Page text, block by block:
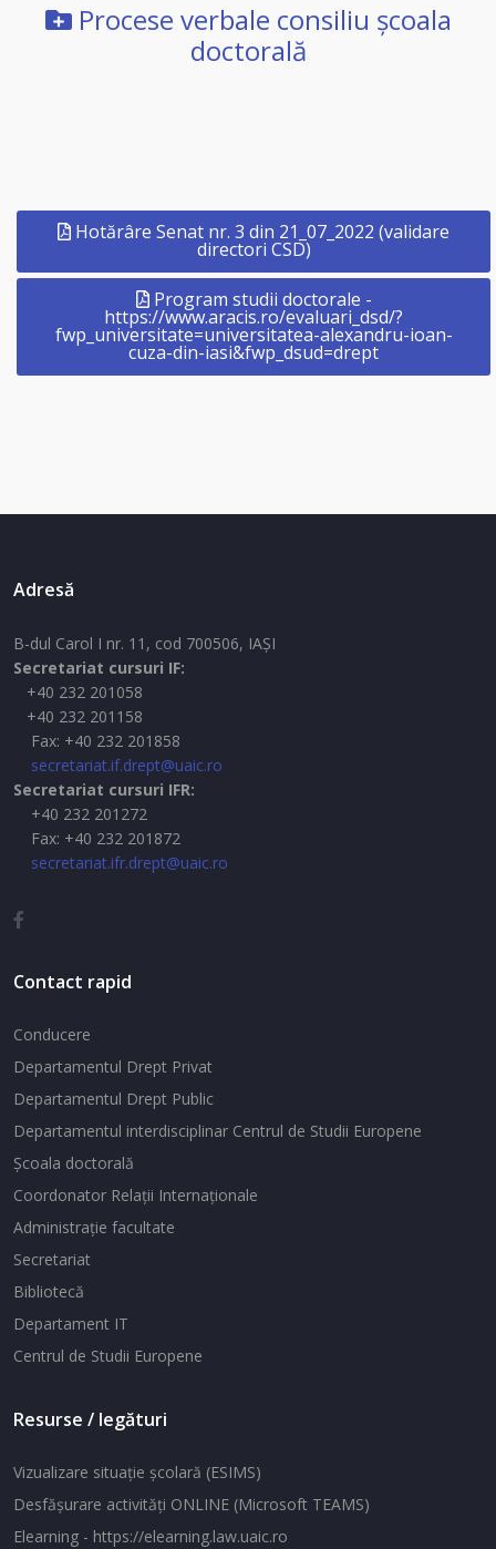
Procese verbale consiliu şcoala
doctorală
Hotărâre Senat nr. 3 din 21_07_2022 (validare
directori CSD)
Program studii doctorale -
https://www.aracis.ro/evaluari_dsd/?
fwp_universitate=universitatea-alexandru-ioan-
cuza-din-iasi&fwp_dsud=drept
Adresă
B-dul Carol I nr. 11, cod 700506, IAŞI
Secretariat cursuri IF:
+40 232 201058
+40 232 201158
Fax: +40 232 201858
secretariat.if.drept@uaic.ro
Secretariat cursuri IFR:
+40 232 201272
Fax: +40 232 201872
secretariat.ifr.drept@uaic.ro
Contact rapid
Conducere
Departamentul Drept Privat
Departamentul Drept Public
Departamentul interdisciplinar Centrul de Studii Europene
Şcoala doctorală
Coordonator Relaţii Internaţionale
Administraţie facultate
Secretariat
Bibliotecă
Departament IT
Centrul de Studii Europene
Resurse / legături
Vizualizare situaţie şcolară (ESIMS)
Desfăşurare activităţi ONLINE (Microsoft TEAMS)
Elearning - https://elearning.law.uaic.ro